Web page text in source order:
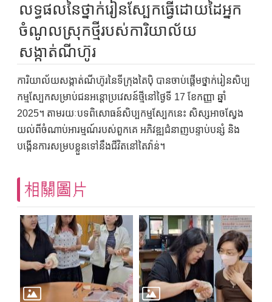
លទ្ធផលនៃថ្នាក់រៀនស្បែកធ្វើដោយដៃអ្នក
ចំណូលស្រុកថ្មីរបស់ការិយាល័យ
សង្កាត់ណីហ៊ូរ
ការិយាល័យសង្កាត់ណីហ៊ូរនៃទីក្រុងតៃប៉ិ បានចាប់ផ្តើមថ្នាក់រៀនសិប្ប
កម្មស្បែកសម្រាប់ជនអន្តោប្រវេសន៍ថ្មីនៅថ្ងៃទី 17 ខែកញ្ញា ឆ្នាំ
2025។ តាមរយៈបទពិសោធន៍សិប្បកម្មស្បែកនេះ សិស្សអាចស្វែង
យល់ពីចំណាប់អារម្មណ៍របស់ពួកគេ អភិវឌ្ឍជំនាញបន្ទាប់បន្សំ និង
បង្កើនការសម្របខ្លួនទៅនឹងជីវិតនៅតៃវ៉ាន់។
相關圖片